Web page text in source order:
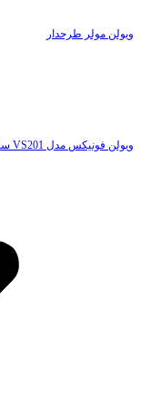
ویولن مولر طرحدار
ویولن فونیکس مدل VS201 سایز 4/4